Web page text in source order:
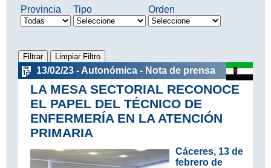
Provincia Tipo Orden
13/02/23 - Autonómica - Nota de prensa
LA MESA SECTORIAL RECONOCE
EL PAPEL DEL TÉCNICO DE
ENFERMERÍA EN LA ATENCIÓN
PRIMARIA
Cáceres, 13 de
febrero de